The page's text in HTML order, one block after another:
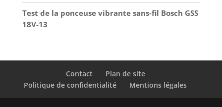
Test de la ponceuse vibrante sans-fil Bosch GSS
18V-13
Contact
Plan de site
Politique de confidentialité
Mentions légales